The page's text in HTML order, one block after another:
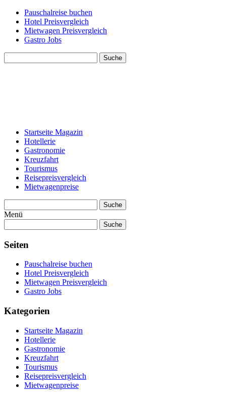
Pauschalreise buchen
Hotel Preisvergleich
Mietwagen Preisvergleich
Gastro Jobs
Suche
Startseite Magazin
Hotellerie
Gastronomie
Kreuzfahrt
Tourismus
Reisepreisvergleich
Mietwagenpreise
Suche
Menü
Suche
Seiten
Pauschalreise buchen
Hotel Preisvergleich
Mietwagen Preisvergleich
Gastro Jobs
Kategorien
Startseite Magazin
Hotellerie
Gastronomie
Kreuzfahrt
Tourismus
Reisepreisvergleich
Mietwagenpreise